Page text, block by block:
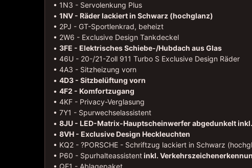
• 1N3 - Servolenkung Plus
• 1NV - Räder lackiert in Schwarz (hochglanz)
• 2PJ - GT-Sportlenkrad, beheizt
• 2W6 - Exclusive Design Tankdeckel
• 3FE - Elektrisches Schiebe-/Hubdach aus Glas
• 46U - 20-/21-Zoll 911 Turbo S Exclusive Design Räder
• 4A3 - Sitzheizung vorn
• 4D3 - Sitzbelüftung vorn
• 4F2 - Komfortzugang
• 4KF - Privacy-Verglasung
• 7Y1 - Spurwechselassistent
• 8JU - LED-Matrix-Hauptscheinwerfer abgedunkelt
• 8VH - Exclusive Design Heckleuchten
• KQ2 - ?PORSCHE - Schriftzug lackiert in Schwarz
• P60 - Spurhalteassistentinkl.
• QE1 - Ablagepaket